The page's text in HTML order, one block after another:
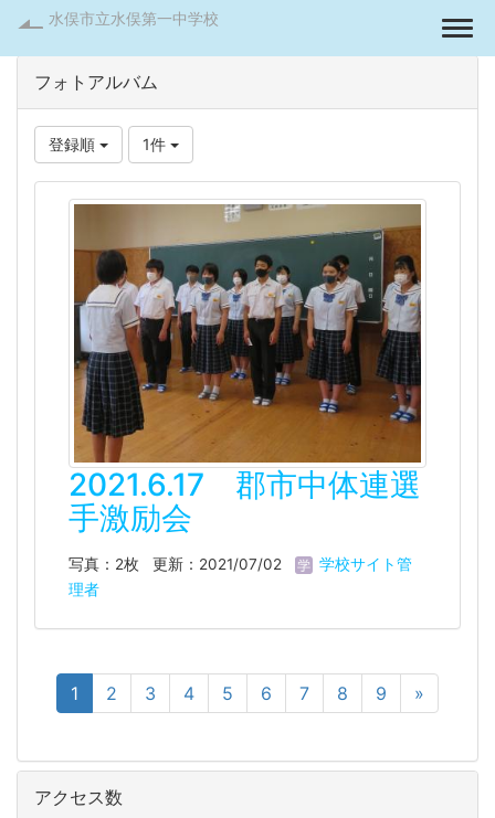
水俣市立水俣第一中学校
フォトアルバム
登録順 1件
2021.6.17 郡市中体連選
手激励会
写真：2枚 更新：2021/07/02
学校サイト管
理者
1 2 3 4 5 6 7 8 9 »
アクセス数